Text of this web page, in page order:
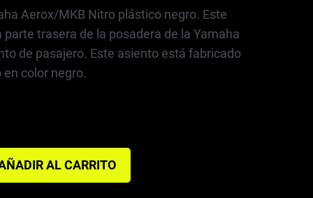
Aerox/MKB Nitro plástico negro. Este
parte trasera de la posadera de la Yamaha
de pasajero. Este asiento está fabricado
color negro.
AL CARRITO